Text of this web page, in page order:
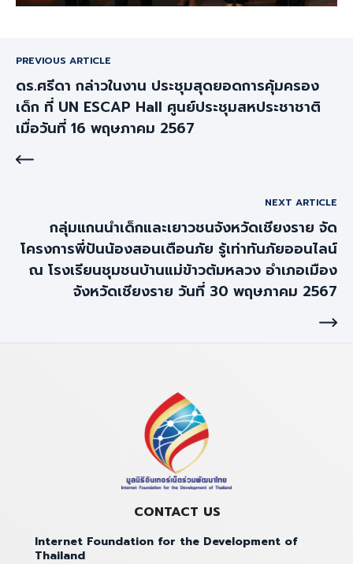
PREVIOUS ARTICLE
ดร.ศรีดา กล่าวในงาน ประชุมสุดยอดการคุ้มครอง
เด็ก ที่ UN ESCAP Hall ศูนย์ประชุมสหประชาชาติ
เมื่อวันที่ 16 พฤษภาคม 2567
NEXT ARTICLE
กลุ่มแกนนำเด็กและเยาวชนจังหวัดเชียงราย จัด
โครงการพี่ปันน้องสอนเตือนภัย รู้เท่าทันภัยออนไลน์
ณ โรงเรียนชุมชนบ้านแม่ข้าวต้มหลวง อำเภอเมือง
จังหวัดเชียงราย วันที่ 30 พฤษภาคม 2567
CONTACT US
Internet Foundation for the Development of
Thailand